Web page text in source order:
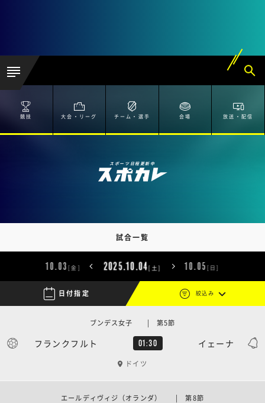
競技 大会・リーグ チーム・選手 会場 放送・配信
スポーツ日程更新中
試合一覧
 日付指定
10.03 [金] 2025.10.04[土] 10.05 [日]
絞込み
フランクフルト 01:30 イェーナ
ブンデス女子 | 第5節
ドイツ
エールディヴィジ（オランダ） | 第8節